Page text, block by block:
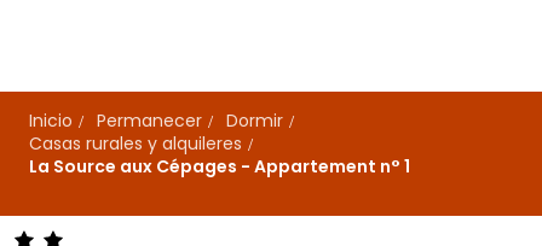
principal
Inicio
Permanecer
Dormir
Casas rurales y alquileres
La Source aux Cépages - Appartement n° 1